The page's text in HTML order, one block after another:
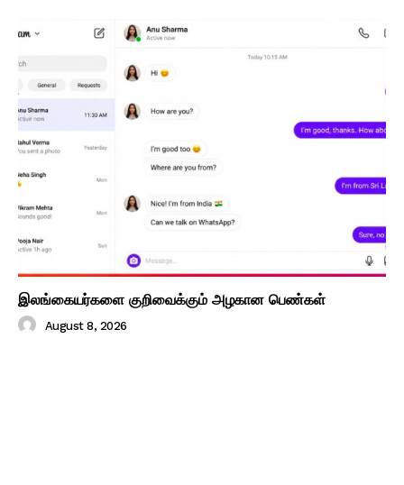
இலங்கையர்களை குறிவைக்கும் அழகான பெண்கள்
August 8, 2026